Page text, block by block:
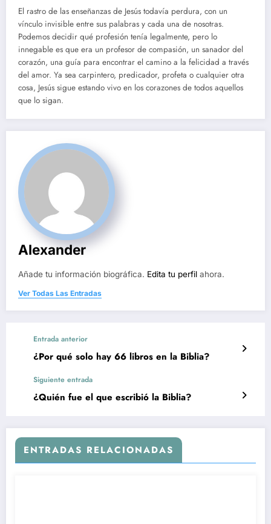
El rastro de las enseñanzas de Jesús todavía perdura, con un
vínculo invisible entre sus palabras y cada una de nosotras.
Podemos decidir qué profesión tenía legalmente, pero lo
innegable es que era un profesor de compasión, un sanador del
corazón, una guía para encontrar el camino a la felicidad a través
del amor. Ya sea carpintero, predicador, profeta o cualquier otra
cosa, Jesús sigue estando vivo en los corazones de todos aquellos
que lo sigan.
Alexander
Añade tu información biográfica. Edita tu perfil ahora.
Ver Todas Las Entradas
Entrada anterior
¿Por qué solo hay 66 libros en la Biblia?
Siguiente entrada
¿Quién fue el que escribió la Biblia?
ENTRADAS RELACIONADAS